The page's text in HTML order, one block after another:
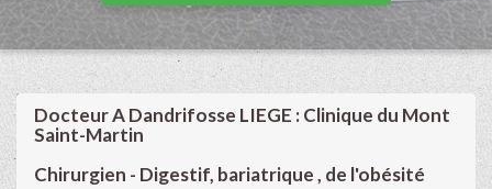
Docteur A Dandrifosse LIEGE : Clinique du Mont
Saint-Martin
Chirurgien - Digestif, bariatrique , de l'obésité